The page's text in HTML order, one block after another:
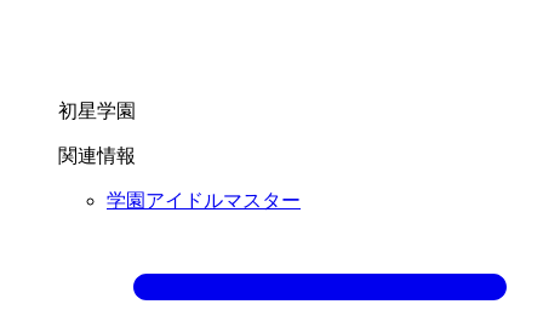
初星学園
関連情報
学園アイドルマスター